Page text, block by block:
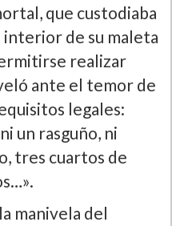
que custodiaba
interior de su maleta
realizar
ante el temor de
legales:
un rasguño, ni
tres cuartos de
manivela del